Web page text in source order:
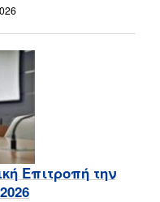
Επιτροπή την